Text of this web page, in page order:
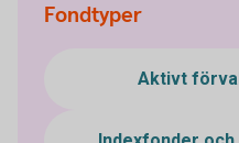
Fondtyper
Aktivt